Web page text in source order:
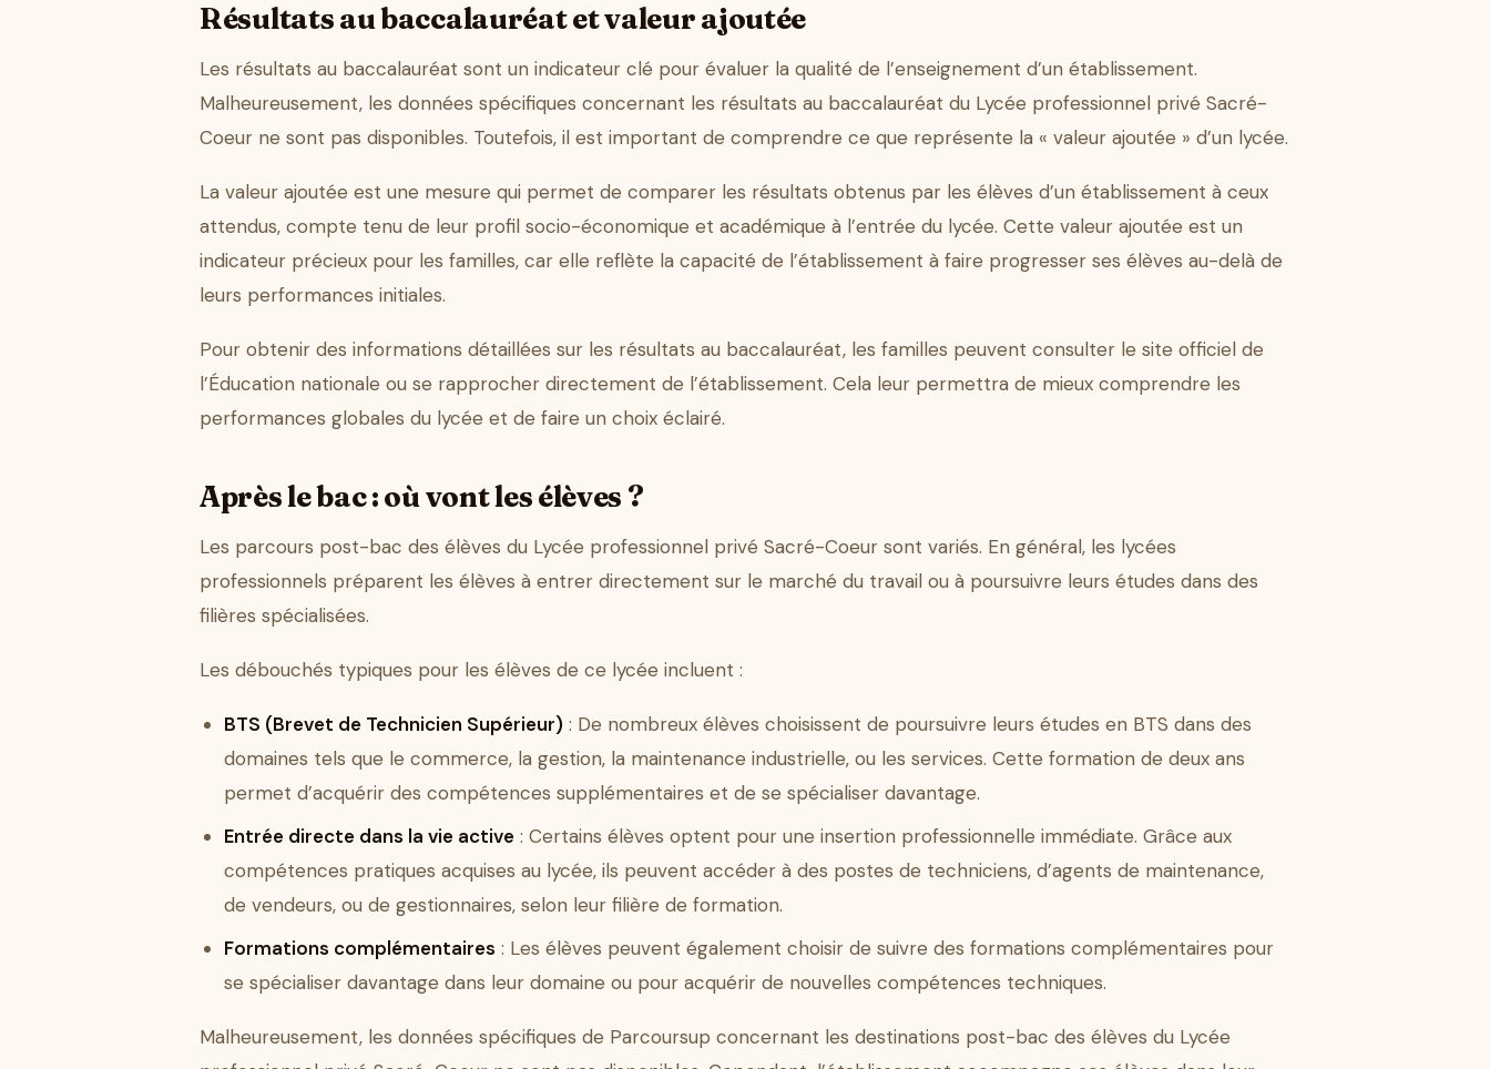
Résultats au baccalauréat et valeur ajoutée
Les résultats au baccalauréat sont un indicateur clé pour évaluer la qualité de l’enseignement d’un établissement.
Malheureusement, les données spécifiques concernant les résultats au baccalauréat du Lycée professionnel privé Sacré-
Coeur ne sont pas disponibles. Toutefois, il est important de comprendre ce que représente la « valeur ajoutée » d’un lycée.
La valeur ajoutée est une mesure qui permet de comparer les résultats obtenus par les élèves d’un établissement à ceux
attendus, compte tenu de leur profil socio-économique et académique à l’entrée du lycée. Cette valeur ajoutée est un
indicateur précieux pour les familles, car elle reflète la capacité de l’établissement à faire progresser ses élèves au-delà de
leurs performances initiales.
Pour obtenir des informations détaillées sur les résultats au baccalauréat, les familles peuvent consulter le site officiel de
l’Éducation nationale ou se rapprocher directement de l’établissement. Cela leur permettra de mieux comprendre les
performances globales du lycée et de faire un choix éclairé.
Après le bac : où vont les élèves ?
Les parcours post-bac des élèves du Lycée professionnel privé Sacré-Coeur sont variés. En général, les lycées
professionnels préparent les élèves à entrer directement sur le marché du travail ou à poursuivre leurs études dans des
filières spécialisées.
Les débouchés typiques pour les élèves de ce lycée incluent :
BTS (Brevet de Technicien Supérieur) : De nombreux élèves choisissent de poursuivre leurs études en BTS dans des
domaines tels que le commerce, la gestion, la maintenance industrielle, ou les services. Cette formation de deux ans
permet d’acquérir des compétences supplémentaires et de se spécialiser davantage.
Entrée directe dans la vie active : Certains élèves optent pour une insertion professionnelle immédiate. Grâce aux
compétences pratiques acquises au lycée, ils peuvent accéder à des postes de techniciens, d’agents de maintenance,
de vendeurs, ou de gestionnaires, selon leur filière de formation.
Formations complémentaires : Les élèves peuvent également choisir de suivre des formations complémentaires pour
se spécialiser davantage dans leur domaine ou pour acquérir de nouvelles compétences techniques.
Malheureusement, les données spécifiques de Parcoursup concernant les destinations post-bac des élèves du Lycée